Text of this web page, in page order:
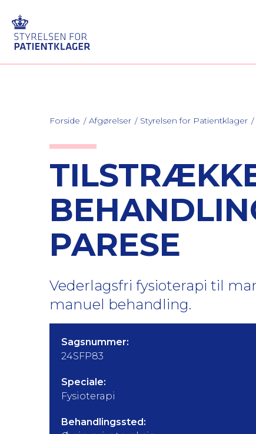
Forside Afgørelser Styrelsen for Patientklager
PARESE
Vederlagsfri fysioterapi til
manuel behandling.
Sagsnummer:
24SFP83
Speciale:
Fysioterapi
Behandlingssted: